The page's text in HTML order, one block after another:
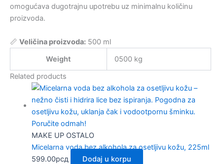
omogućava dugotrajnu upotrebu uz minimalnu količinu
proizvoda.
📏 Veličina proizvoda: 500 ml
Weight
0500 kg
Related products
MAKE UP OSTALO
Micelarna voda bez alkohola za osetljivu kožu, 225ml
599.00рсд Dodaj u korpu